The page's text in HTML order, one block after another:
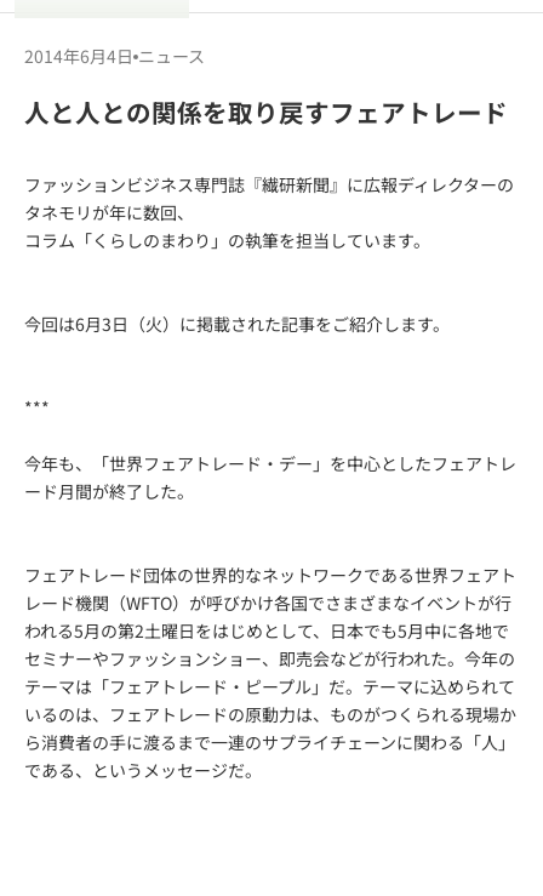
2014年6月4日 ニュース
人と人との関係を取り戻すフェアトレード
ファッションビジネス専門誌『繊研新聞』に広報ディレクターの
タネモリが年に数回、
コラム「くらしのまわり」の執筆を担当しています。
今回は6月3日（火）に掲載された記事をご紹介します。
***
今年も、「世界フェアトレード・デー」を中心としたフェアトレ
ード月間が終了した。
フェアトレード団体の世界的なネットワークである世界フェアト
レード機関（WFTO）が呼びかけ各国でさまざまなイベントが行
われる5月の第2土曜日をはじめとして、日本でも5月中に各地で
セミナーやファッションショー、即売会などが行われた。今年の
テーマは「フェアトレード・ピープル」だ。テーマに込められて
いるのは、フェアトレードの原動力は、ものがつくられる現場か
ら消費者の手に渡るまで一連のサプライチェーンに関わる「人」
である、というメッセージだ。